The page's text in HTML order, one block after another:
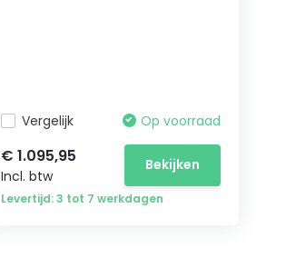
Vergelijk Op voorraad
€ 1.095,95
Incl. btw
Bekijken
Levertijd: 3 tot 7 werkdagen